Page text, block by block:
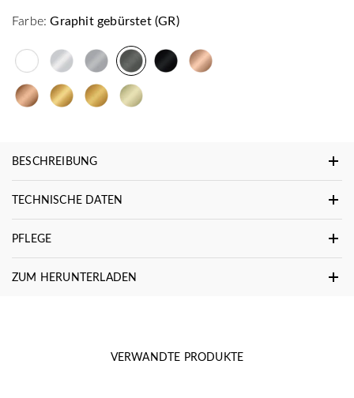
Farbe: Graphit gebürstet (GR)
BESCHREIBUNG
TECHNISCHE DATEN
PFLEGE
ZUM HERUNTERLADEN
VERWANDTE PRODUKTE